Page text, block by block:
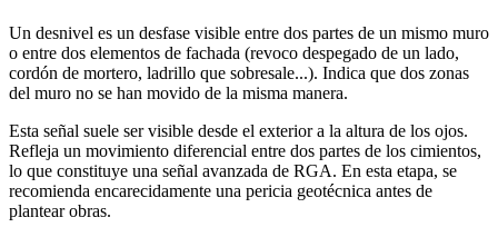
Un desnivel es un desfase visible entre dos partes de un mismo muro
o entre dos elementos de fachada (revoco despegado de un lado,
cordón de mortero, ladrillo que sobresale...). Indica que dos zonas
del muro no se han movido de la misma manera.
Esta señal suele ser visible desde el exterior a la altura de los ojos.
Refleja un movimiento diferencial entre dos partes de los cimientos,
lo que constituye una señal avanzada de RGA. En esta etapa, se
recomienda encarecidamente una pericia geotécnica antes de
plantear obras.